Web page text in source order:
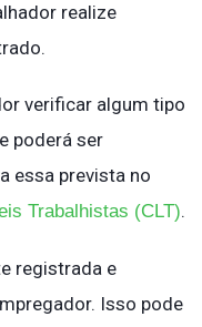
realize
verificar algum tipo
poderá ser
essa prevista no
Trabalhistas (CLT).
registrada e
Isso pode